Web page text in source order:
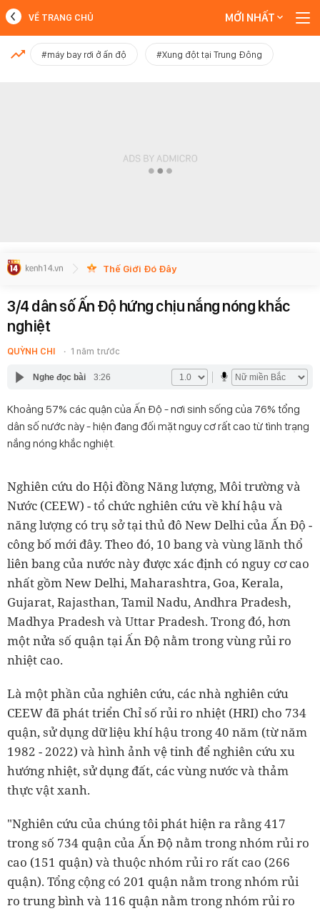
MỚI NHẤT
VỀ TRANG CHỦ MỚI NHẤT
#máy bay rơi ở ấn độ #Xung đột tại Trung Đông
Thế Giới Đó Đây
3/4 dân số Ấn Độ hứng chịu nắng nóng khắc
nghiệt
QUỲNH CHI 1 năm trước
Nghe đọc bài 3:26
Khoảng 57% các quận của Ấn Độ - nơi sinh sống của 76% tổng
dân số nước này - hiện đang đối mặt nguy cơ rất cao từ tình trạng
nắng nóng khắc nghiệt.
Nghiên cứu do Hội đồng Năng lượng, Môi trường và
Nước (CEEW) - tổ chức nghiên cứu về khí hậu và
năng lượng có trụ sở tại thủ đô New Delhi của Ấn Độ -
công bố mới đây. Theo đó, 10 bang và vùng lãnh thổ
liên bang của nước này được xác định có nguy cơ cao
nhất gồm New Delhi, Maharashtra, Goa, Kerala,
Gujarat, Rajasthan, Tamil Nadu, Andhra Pradesh,
Madhya Pradesh và Uttar Pradesh. Trong đó, hơn
một nửa số quận tại Ấn Độ nằm trong vùng rủi ro
nhiệt cao.
Là một phần của nghiên cứu, các nhà nghiên cứu
CEEW đã phát triển Chỉ số rủi ro nhiệt (HRI) cho 734
quận, sử dụng dữ liệu khí hậu trong 40 năm (từ năm
1982 - 2022) và hình ảnh vệ tinh để nghiên cứu xu
hướng nhiệt, sử dụng đất, các vùng nước và thảm
thực vật xanh.
"Nghiên cứu của chúng tôi phát hiện ra rằng 417
trong số 734 quận của Ấn Độ nằm trong nhóm rủi ro
cao (151 quận) và thuộc nhóm rủi ro rất cao (266
quận). Tổng cộng có 201 quận nằm trong nhóm rủi
ro trung bình và 116 quận nằm trong nhóm rủi ro